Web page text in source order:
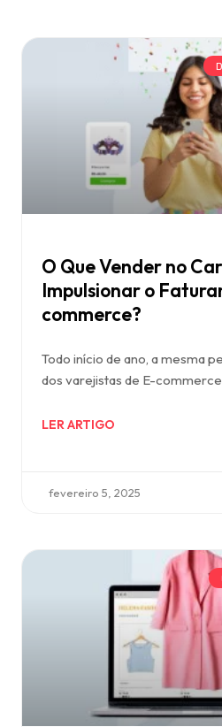
O Que Vender no
Impulsionar o
commerce?
Todo início de ano, a mesma
dos varejistas de E-
LER ARTIGO
fevereiro 5, 2025